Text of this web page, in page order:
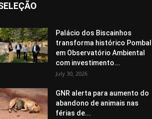
Palácio dos Biscainhos
transforma histórico Pombal
em Observatório Ambiental
com investimento...
July 30, 2026
GNR alerta para aumento do
abandono de animais nas
férias de...